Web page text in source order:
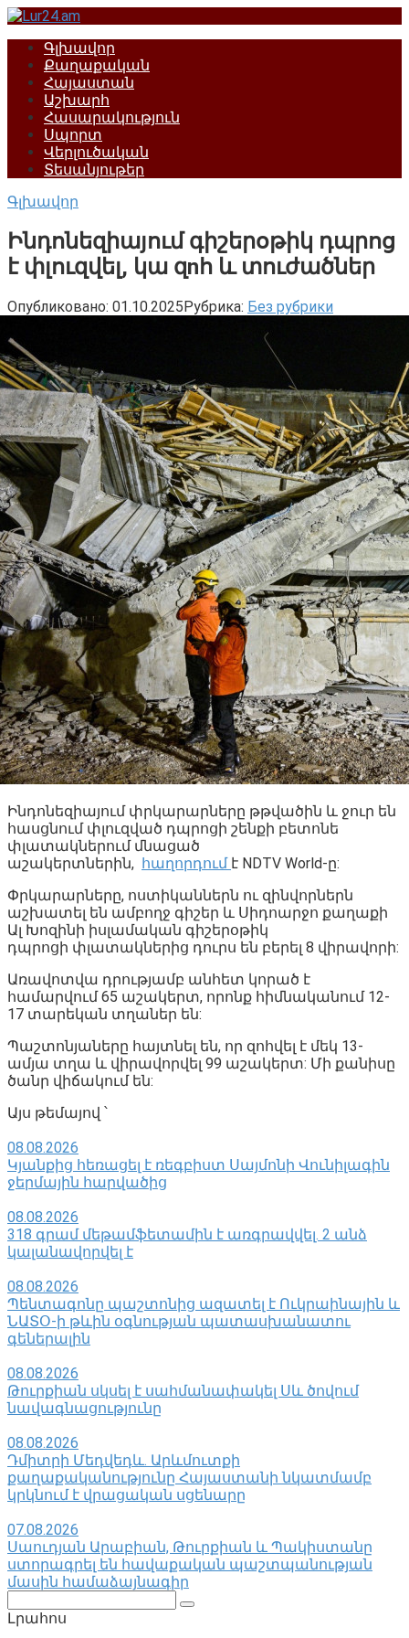
Перейти
контентуԳլխավոր
Քաղաքական
Հայաստան
Աշխարհ
Հասարակություն
Սպորտ
Վերլուծական
Տեսանյութեր
Գլխավոր
Ինդոնեզիայում գիշերօթիկ դպրոց
է փլուզվել, կա զnհ և տուժածներ
Опубликовано: 01.10.2025Рубрика: Без рубрики
Ինդոնեզիայում փրկարարները թթվածին և ջուր են
հասցնում փլուզված դպրոցի շենքի բետոնե
փլատակներում մնացած
աշակերտներին, հաղորդում է NDTV World-ը:
Փրկարարները, ոստիկաններն ու զինվորներն
աշխատել են ամբողջ գիշեր և Սիդոարջո քաղաքի
Ալ Խոզինի իսլամական գիշերօթիկ
դպրոցի փլատակներից դուրս են բերել 8 վիրավորի:
Առավոտվա դրությամբ անհետ կորած է
համարվում 65 աշակերտ, որոնք հիմնականում 12-
17 տարեկան տղաներ են:
Պաշտոնյաները հայտնել են, որ զոհվել է մեկ 13-
ամյա տղա և վիրավորվել 99 աշակերտ: Մի քանիսը
ծանր վիճակում են:
Այս թեմայով ՝
08.08.2026
Կյանքից հեռացել է ռեգբիստ Սայմոնի Վունիլագին
ջերմային հարվածից
08.08.2026
318 գրամ մեթամֆետամին է առգրավվել․ 2 անձ
կալանավորվել է
08.08.2026
Պենտագոնը պաշտոնից ազատել է Ուկրաինային և
ՆԱՏՕ-ի թևին օգնության պատասխանատու
գեներալին
08.08.2026
Թուրքիան սկսել է սահմանափակել Սև ծովում
նավագնացությունը
08.08.2026
Դմիտրի Մեդվեդև. Արևմուտքի
քաղաքականությունը Հայաստանի նկատմամբ
կրկնում է վրացական սցենարը
07.08.2026
Սաուդյան Արաբիան, Թուրքիան և Պակիստանը
ստորագրել են հավաքական պաշտպանության
մասին համաձայնագիր
Լրահոս